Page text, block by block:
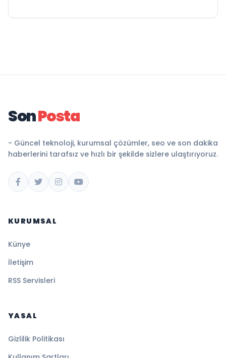
SonPosta
- Güncel teknoloji, kurumsal çözümler, seo ve son dakika
haberlerini tarafsız ve hızlı bir şekilde sizlere ulaştırıyoruz.
KURUMSAL
Künye
İletişim
RSS Servisleri
YASAL
Gizlilik Politikası